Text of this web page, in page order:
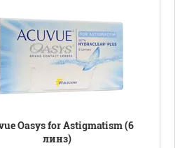
Oasys for Astigmatism (6
линз)